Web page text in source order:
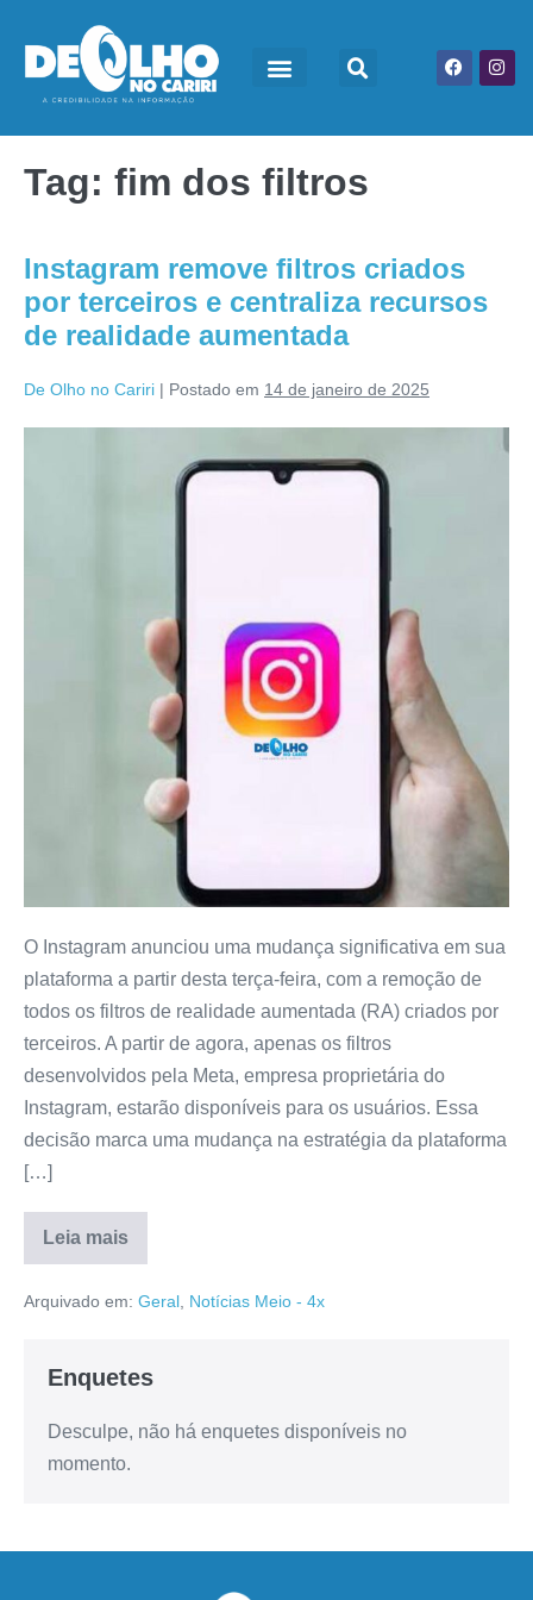
Tag: fim dos filtros
Instagram remove filtros criados
por terceiros e centraliza recursos
de realidade aumentada
De Olho no Cariri | Postado em 14 de janeiro de 2025
O Instagram anunciou uma mudança significativa em sua
plataforma a partir desta terça-feira, com a remoção de
todos os filtros de realidade aumentada (RA) criados por
terceiros. A partir de agora, apenas os filtros
desenvolvidos pela Meta, empresa proprietária do
Instagram, estarão disponíveis para os usuários. Essa
decisão marca uma mudança na estratégia da plataforma
[…]
Leia mais
Arquivado em: Geral Notícias Meio - 4x
Enquetes
Desculpe, não há enquetes disponíveis no
momento.